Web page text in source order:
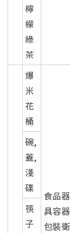
檸
檬
綠
茶
爆
米
花
桶
食品器
具容器
包裝衛
碗,
蓋,
淺
碟
筷
子